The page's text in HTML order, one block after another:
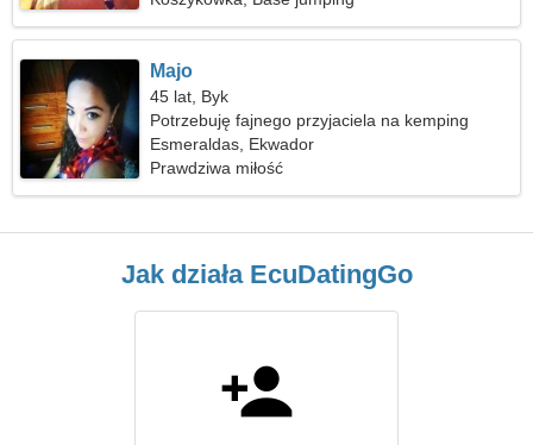
Majo
45 lat, Byk
Potrzebuję fajnego przyjaciela na kemping
Esmeraldas, Ekwador
Prawdziwa miłość
Jak działa EcuDatingGo